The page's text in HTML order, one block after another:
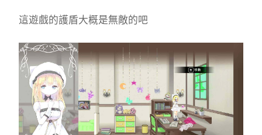
這遊戲的護盾大概是無敵的吧